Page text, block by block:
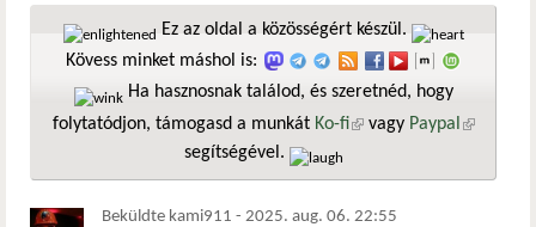
Ez az oldal a közösségért készül.
Kövess minket máshol is:
Ha hasznosnak találod, és szeretnéd, hogy
folytatódjon, támogasd a munkát Ko-fi(külső hivatkozás)
vagy Paypal
segítségével.
Beküldte kami911 - 2025. aug. 06. 22:55